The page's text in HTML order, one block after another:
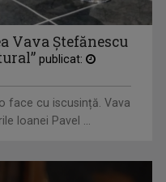
Vava Ştefănescu
publicat:
face cu iscusință. Vava
loanei Pavel ...